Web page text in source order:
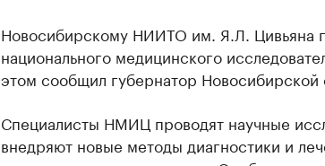
Новосибирскому НИИТО им. Я.Л. Цивьяна
национального медицинского
этом сообщил губернатор Новосибирской
Специалисты НМИЦ проводят научные
внедряют новые методы диагностики и